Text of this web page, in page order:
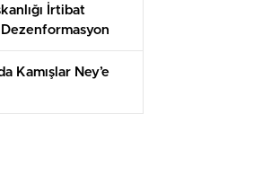
İrtibat
Dezenformasyon
sayısını
Kamışlar Ney’e